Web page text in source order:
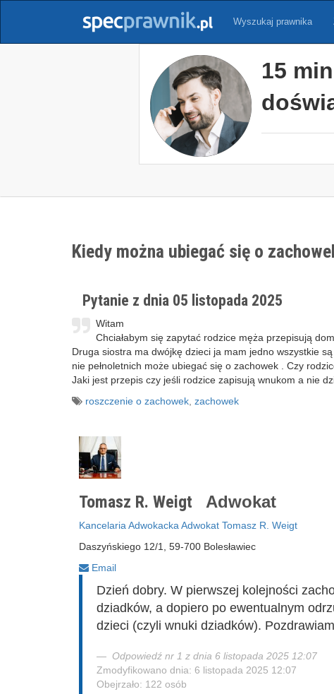
Wyszukaj prawnika
15
Kiedy można ubiegać się o
Pytanie z dnia 05 listopada 2025
Witam
Chciałabym się zapytać rodzice męża przepisują
Druga siostra ma dwójkę dzieci ja mam jedno wszystkie
nie pełnoletnich może ubiegać się o zachowek . Czy
Jaki jest przepis czy jeśli rodzice zapisują wnukom a nie
roszczenie o zachowek zachowek
Tomasz R. Weigt Adwokat
Kancelaria Adwokacka Adwokat Tomasz R. Weigt
Daszyńskiego 12/1, 59-700 Bolesławiec
Email
Dzień dobry. W pierwszej kolejności
dziadków, a dopiero po ewentualnym
dzieci (czyli wnuki dziadków).
Odpowiedź nr 1 z dnia 6 listopada 2025 12:07
Zmodyfikowano dnia: 6 listopada 2025 12:07
Obejrzało: 122 osób